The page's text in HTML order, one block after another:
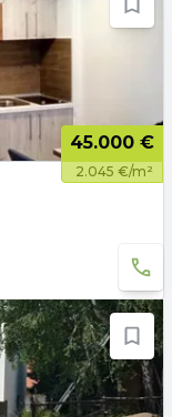
45.000 €
2.045 €/m²